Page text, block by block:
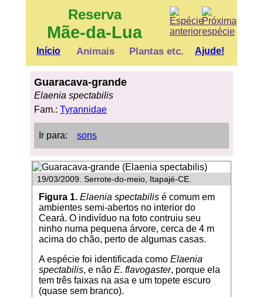
Reserva
Mãe-da-Lua
Início Animais Plantas etc. Ajude!
Guaracava-grande
Elaenia spectabilis
Fam.:Tyrannidae
Ir para:sons
19/03/2009. Serrote-do-meio, Itapajé-CE.
Figura 1. Elaenia spectabilisé comum em
ambientes semi-abertos no interior do
Ceará. O indivíduo na foto contruiu seu
ninho numa pequena árvore, cerca de 4 m
acima do chão, perto de algumas casas.
A espécie foi identificada como Elaenia
spectabilis, e não E. flavogaster, porque ela
tem três faixas na asa e um topete escuro
(quase sem branco).